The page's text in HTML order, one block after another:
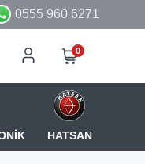
0555 960 6271
0
HATSAN